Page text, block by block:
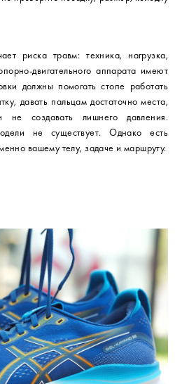
риска травм: техника, нагрузка,
двигательного аппарата имеют
должны помогать стопе работать
давать пальцам достаточно места,
не создавать лишнего давления.
не существует. Однако есть
вашему телу, задаче и маршруту.